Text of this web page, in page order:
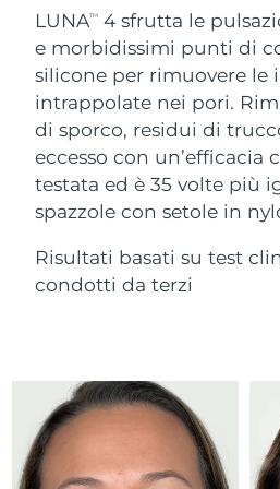
LUNATM 4 sfrutta le
e morbidissimi punti di
silicone per rimuovere le
intrappolate nei pori.
di sporco, residui di
eccesso con un’efficacia
testata ed è 35 volte più
spazzole con setole in
Risultati basati su test
condotti da terzi
For healthy hair
18% PAP
Cosmetici
Vedi tutto
APP FOREO
Israele
Italia
Giappone
Jersey
Kuwait
Libano
Lituania